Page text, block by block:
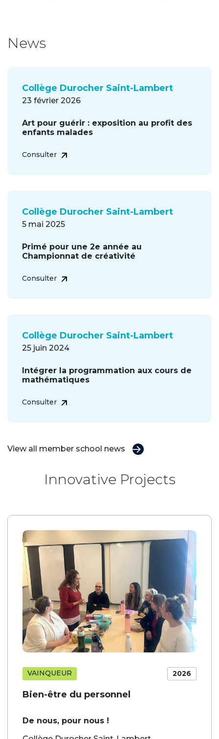
News
View all member school news
Collège Durocher Saint-Lambert
23 février 2026
Art pour guérir : exposition au profit des
enfants malades
Consulter
Collège Durocher Saint-Lambert
5 mai 2025
Primé pour une 2e année au
Championnat de créativité
Consulter
Collège Durocher Saint-Lambert
25 juin 2024
Intégrer la programmation aux cours de
mathématiques
Consulter
Innovative Projects
2026
VAINQUEUR
Bien-être du personnel
De nous, pour nous !